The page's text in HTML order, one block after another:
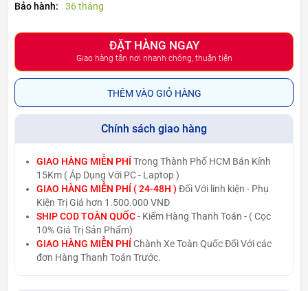
Bảo hành:
36 tháng
ĐẶT HÀNG NGAY
Giao hàng tận nơi nhanh chóng, thuận tiện
THÊM VÀO GIỎ HÀNG
Chính sách giao hàng
GIAO HÀNG MIỄN PHÍ Trong Thành Phố HCM Bán Kính
15Km ( Áp Dụng Với PC - Laptop )
GIAO HÀNG MIỄN PHÍ ( 24-48H ) Đối Với linh kiện - Phụ
Kiện Trị Giá hơn 1.500.000 VNĐ
SHIP COD TOÀN QUỐC- Kiểm Hàng Thanh Toán - ( Cọc
10% Giá Trị Sản Phẩm)
GIAO HÀNG MIỄN PHÍ Chành Xe Toàn Quốc Đối Với các
đơn Hàng Thanh Toán Trước.